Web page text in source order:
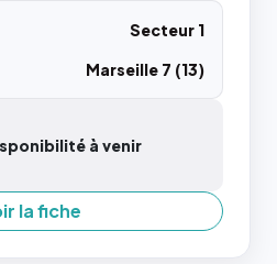
Secteur 1
Marseille 7 (13)
à venir
la fiche